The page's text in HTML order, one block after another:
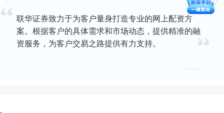
联华证券致力于为客户量身打造专业的网上配资方
案。根据客户的具体需求和市场动态，提供精准的融
资服务，为客户交易之路提供有力支持。